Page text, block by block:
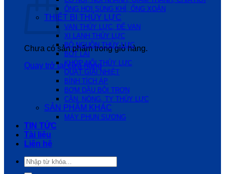
Chưa có sản phẩm trong giỏ hàng.
Quay trở lại cửa hàng
ỐNG HƠI,SÚNG KHÍ, ỐNG XOẮN
THIẾT BỊ THỦY LỰC
VAN THỦY LỰC, ĐẾ VAN
XI LANH THỦY LỰC
BỘ NGUỒN THỦY LỰC
BÓT LÁI
KHỚP NỐI THỦY LỰC
QUẠT GIẢI NHIỆT
BÌNH TÍCH ÁP
BƠM DẦU BÔI TRƠN
CẦN, NÒNG, TY THỦY LỰC
SẢN PHẨM KHÁC
MÁY PHUN SƯƠNG
TIN TỨC
Tài liệu
Liên hệ
Tìm
kiếm: